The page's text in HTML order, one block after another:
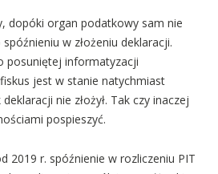
dopóki organ podatkowy sam nie
w złożeniu deklaracji.
posuniętej informatyzacji
jest w stanie natychmiast
nie złożył. Tak czy inaczej
pospieszyć.
2019 r. spóźnienie w rozliczeniu PIT